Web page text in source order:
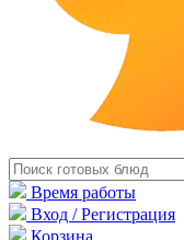
Время работы
Вход / Регистрация
Корзина